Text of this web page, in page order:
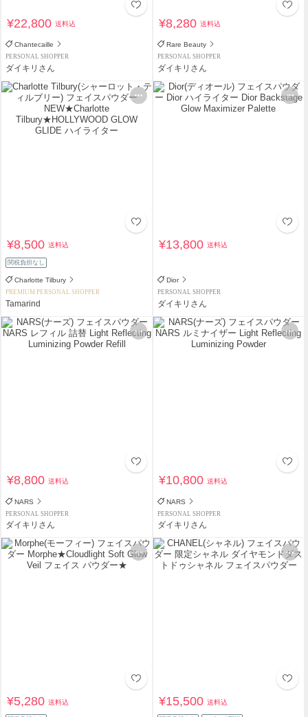
¥22,800送料込
Chantecaille
PERSONAL SHOPPER
ダイキリさん
¥8,280送料込
Rare Beauty
PERSONAL SHOPPER
ダイキリさん
¥8,500送料込
関税負担なし
Charlotte Tilbury
PREMIUM PERSONAL SHOPPER
Tamarind
¥13,800送料込
Dior
PERSONAL SHOPPER
ダイキリさん
¥8,800送料込
NARS
PERSONAL SHOPPER
ダイキリさん
¥10,800送料込
NARS
PERSONAL SHOPPER
ダイキリさん
¥5,280送料込 ¥15,500送料込